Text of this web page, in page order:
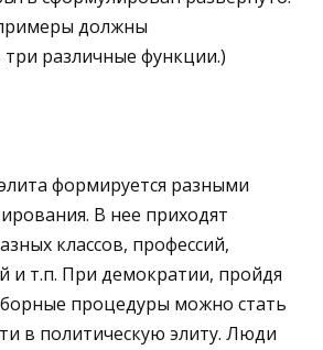
должны
различные функции.)
формируется разными
В нее приходят
классов, профессий,
и т.п. При демократии, пройдя
процедуры можно стать
в политическую элиту. Люди